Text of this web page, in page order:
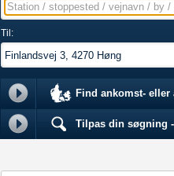
Station / stoppested / vejnavn / by /
Til:
Find ankomst- eller
Tilpas din søgning